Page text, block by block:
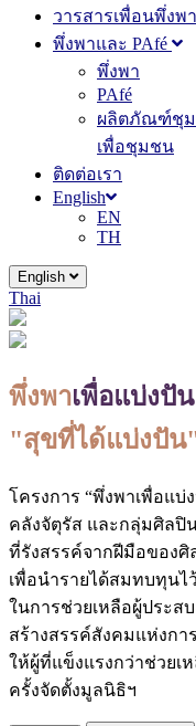
วารสารเพื่อนพึ่งพา
พึ่งพาและ PAfé
พึ่งพา
PAfé
ผลิตภัณฑ์ชุม
เพื่อชุมชน
ติดต่อเรา
English
EN
TH
English
Thai
พึ่งพาเพื่อแบ่งปั
"สุขที่ได้แบ่งปัน
โครงการ “พึ่งพาเพื่อแบ่
คลังจัตุรัส และกลุ่มศิลปิ
ที่รังสรรค์จากฝีมือของ
เพื่อนำรายได้สมทบทุน
ในการช่วยเหลือผู้ประส
สร้างสรรค์สังคมแห่งกา
ให้ผู้ที่แข็งแรงกว่าช่วยเ
ครั้งจัดตั้งมูลนิธิฯ